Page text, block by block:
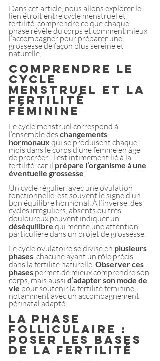
Dans cet article, nous allons explorer le
lien étroit entre cycle menstruel et
fertilité, comprendre ce que chaque
phase révèle du corps et comment mieux
l’accompagner pour préparer une
grossesse de façon plus sereine et
naturelle.
Comprendre le
cycle
menstruel et la
fertilité
féminine
Le cycle menstruel correspond à
l’ensemble des changements
hormonaux qui se produisent chaque
mois dans le corps d’une femme en âge
de procréer. Il est intimement lié à la
fertilité, car il prépare l’organisme à une
éventuelle grossesse.
Un cycle régulier, avec une ovulation
fonctionnelle, est souvent le signe d’un
bon équilibre hormonal. À l’inverse, des
cycles irréguliers, absents ou très
douloureux peuvent indiquer un
déséquilibre qui mérite une attention
particulière dans un projet de grossesse.
Le cycle ovulatoire se divise en plusieurs
phases, chacune ayant un rôle précis
dans la fertilité naturelle. Observer ces
phases permet de mieux comprendre son
corps, mais aussi d’adapter son mode de
vie pour soutenir la fertilité féminine,
notamment avec un accompagnement
périnatal adapté.
La phase
folliculaire :
poser les bases
de la fertilité